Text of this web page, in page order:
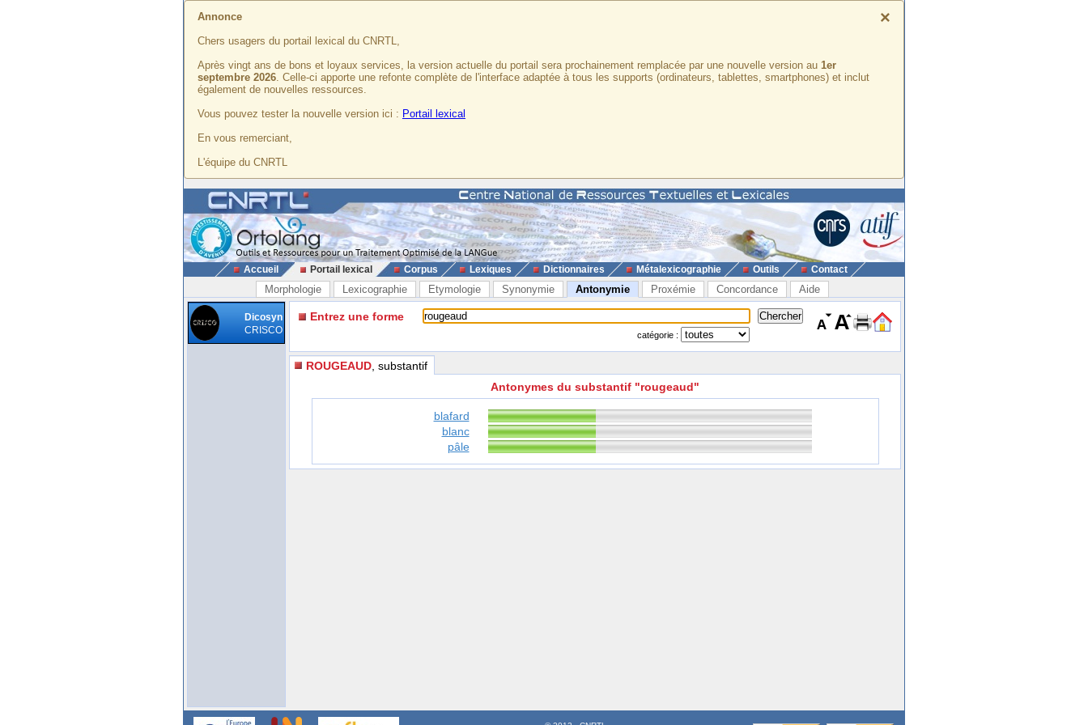
×
Annonce
Chers usagers du portail lexical du CNRTL,
Après vingt ans de bons et loyaux services, la version actuelle du portail sera prochainement remplacée par une nouvelle version au 1er
septembre 2026. Celle-ci apporte une refonte complète de l'interface adaptée à tous les supports (ordinateurs, tablettes, smartphones) et inclut
également de nouvelles ressources.
Vous pouvez tester la nouvelle version ici : Portail lexical
En vous remerciant,
L'équipe du CNRTL
Accueil Portail lexical Corpus Lexiques Dictionnaires Métalexicographie Outils Contact
Morphologie Lexicographie Etymologie Synonymie Antonymie Proxémie Concordance Aide
Dicosyn
CRISCO
Entrez une forme
catégorie :
ROUGEAUD , substantif
Antonymes du substantif "rougeaud"
blafard
blanc
pâle